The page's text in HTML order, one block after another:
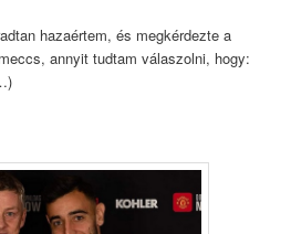
hazaértem, és megkérdezte a
annyit tudtam válaszolni, hogy: